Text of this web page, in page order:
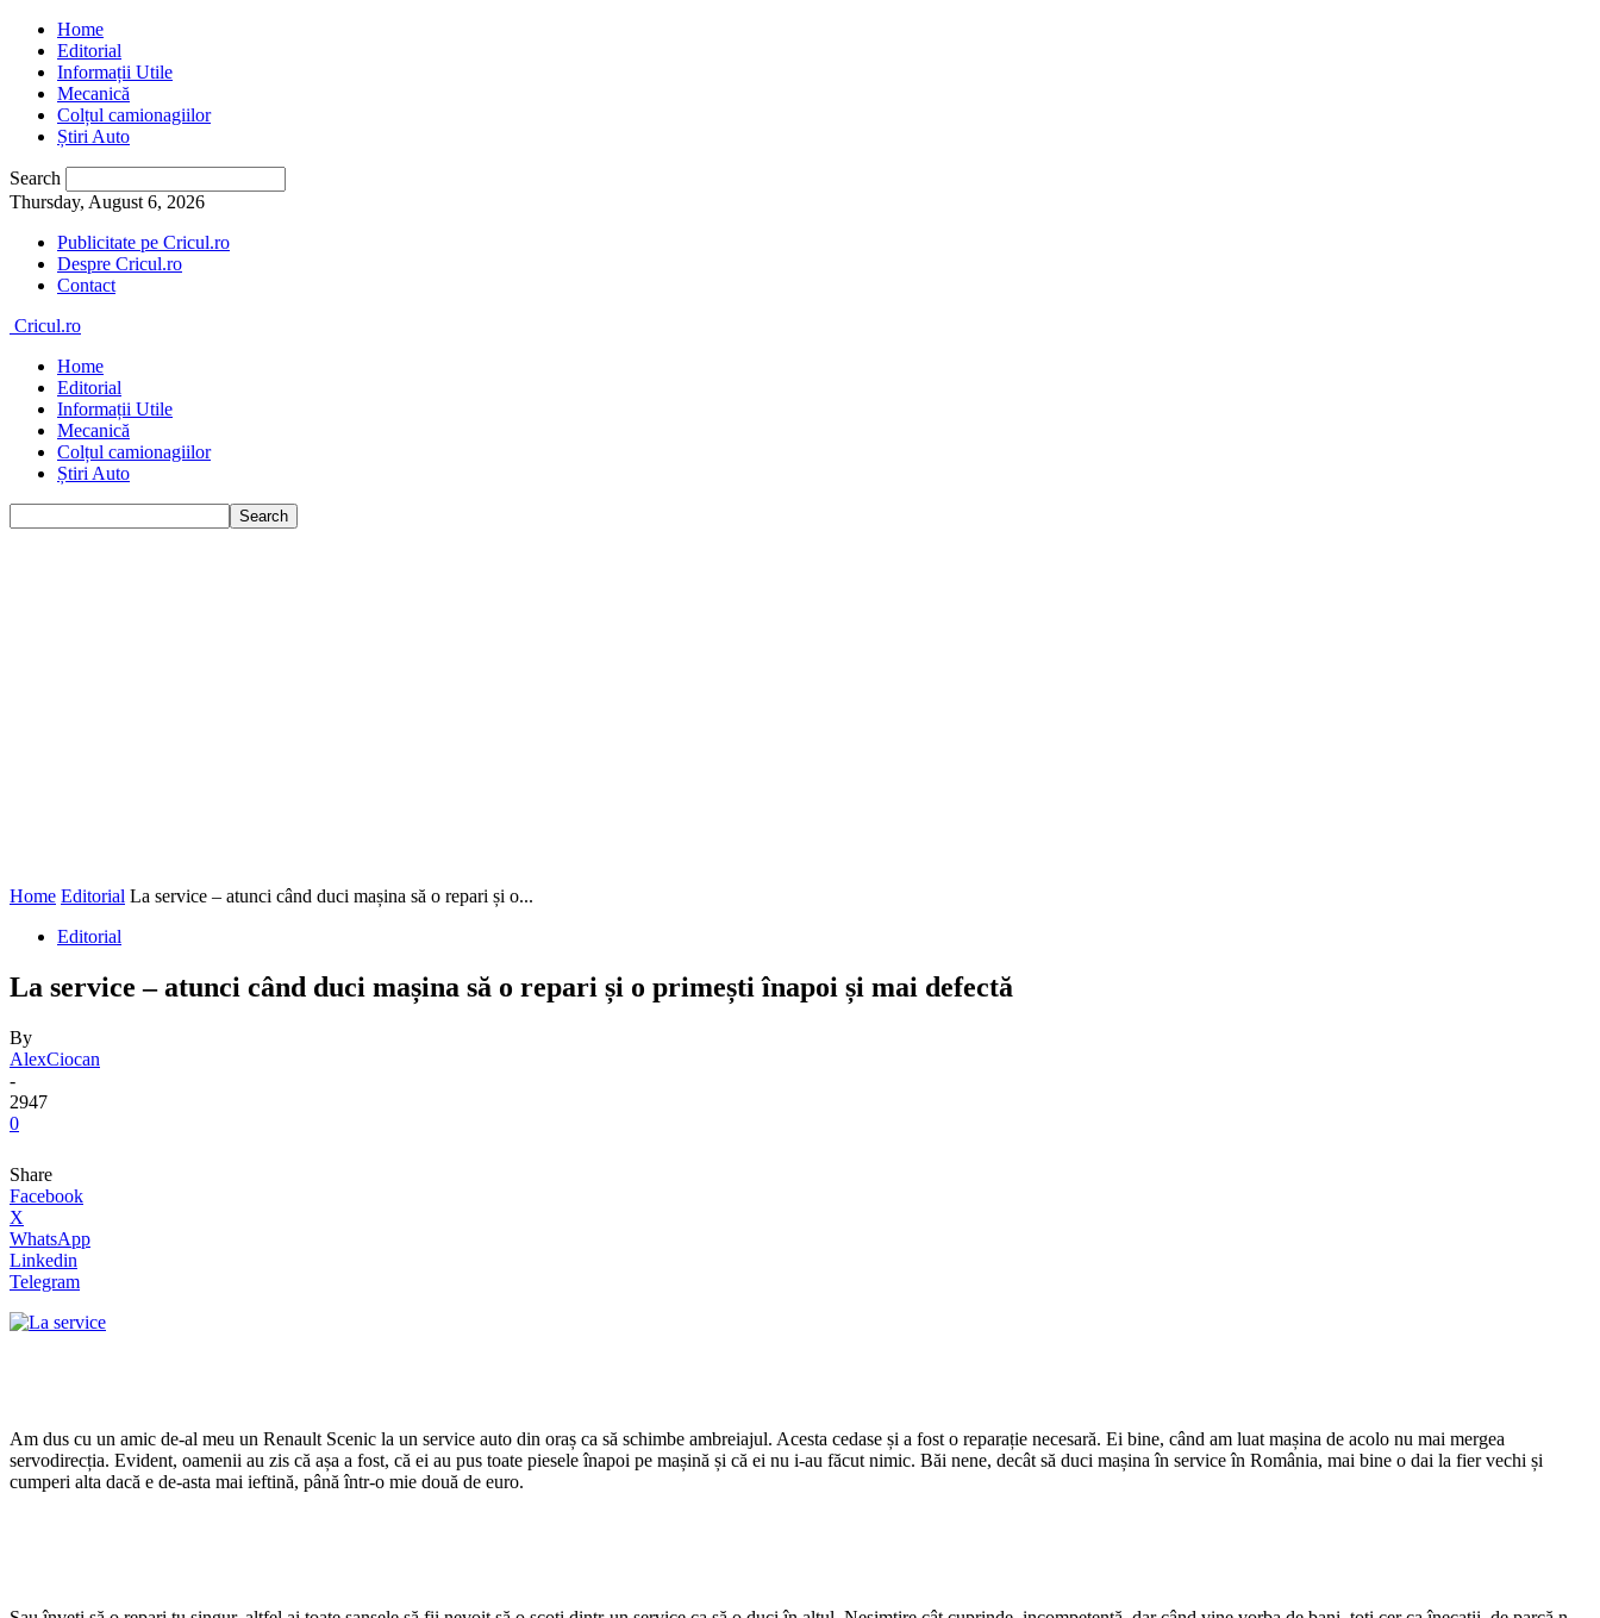
Home
Editorial
Informații Utile
Mecanică
Colțul camionagiilor
Știri Auto
Search
Thursday, August 6, 2026
Publicitate pe Cricul.ro
Despre Cricul.ro
Contact
Cricul.ro
Home
Editorial
Informații Utile
Mecanică
Colțul camionagiilor
Știri Auto
Home Editorial La service – atunci când duci mașina să o repari și o...
Editorial
La service – atunci când duci mașina să o repari și o primești înapoi și mai defectă
By
AlexCiocan
-
2947
0
Share
Facebook
X
WhatsApp
Linkedin
Telegram
Am dus cu un amic de-al meu un Renault Scenic la un service auto din oraș ca să schimbe ambreiajul. Acesta cedase și a fost o reparație necesară. Ei bine, când am luat mașina de acolo nu mai mergea
servodirecția. Evident, oamenii au zis că așa a fost, că ei au pus toate piesele înapoi pe mașină și că ei nu i-au făcut nimic. Băi nene, decât să duci mașina în service în România, mai bine o dai la fier vechi și
cumperi alta dacă e de-asta mai ieftină, până într-o mie două de euro.